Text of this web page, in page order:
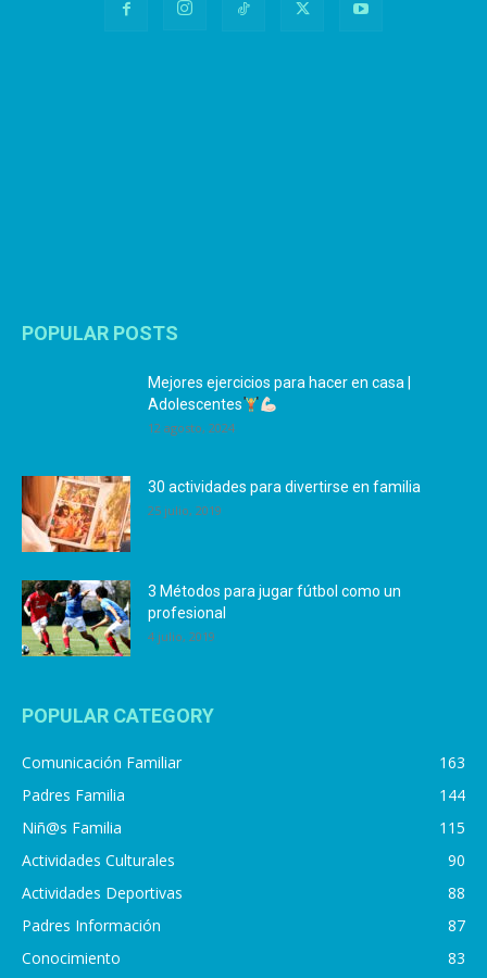
POPULAR POSTS
Mejores ejercicios para hacer en casa |
Adolescentes
12 agosto, 2024
30 actividades para divertirse en familia
25 julio, 2019
3 Métodos para jugar fútbol como un
profesional
4 julio, 2019
POPULAR CATEGORY
Comunicación Familiar
163
Padres Familia
144
Niñ@s Familia
115
Actividades Culturales
90
Actividades Deportivas
88
Padres Información
87
Conocimiento
83